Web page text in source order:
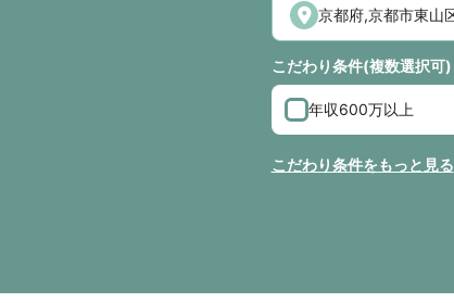
こだわり条件(複数選択可)
年収600万以上
こだわり条件をもっと見る